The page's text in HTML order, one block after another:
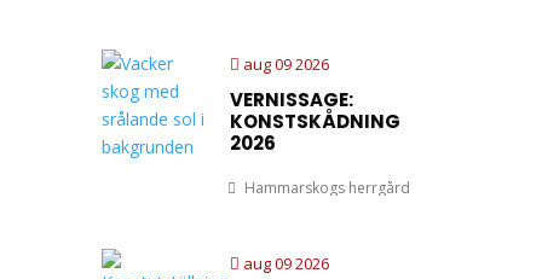
aug 09 2026
VERNISSAGE:
KONSTSKÅDNING
2026
Hammarskogs herrgård
aug 09 2026